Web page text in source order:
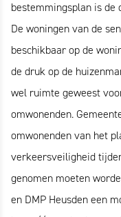
bestemmingsplan is de
De woningen van de
beschikbaar op de
de druk op de
wel ruimte geweest
omwonenden.
omwonenden van het
verkeersveiligheid
genomen moeten
en DMP Heusden een